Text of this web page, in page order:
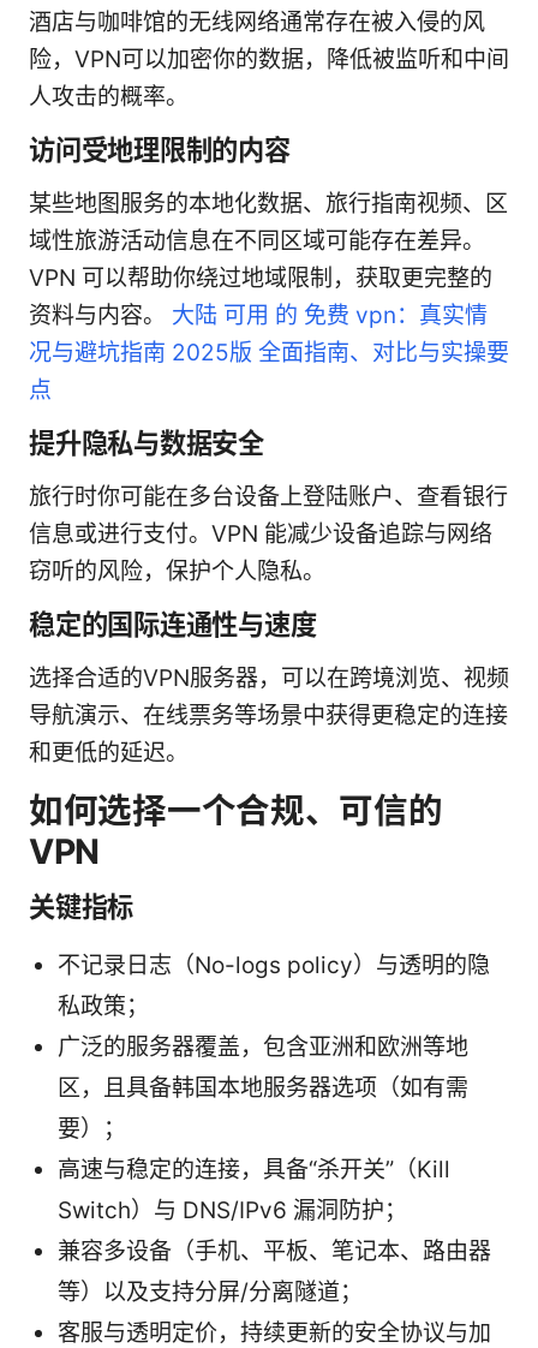
酒店与咖啡馆的无线网络通常存在被入侵的风
险，VPN可以加密你的数据，降低被监听和中间
人攻击的概率。
访问受地理限制的内容
某些地图服务的本地化数据、旅行指南视频、区
域性旅游活动信息在不同区域可能存在差异。
VPN 可以帮助你绕过地域限制，获取更完整的
资料与内容。 大陆 可用 的 免费 vpn：真实情
况与避坑指南 2025版 全面指南、对比与实操要
点
提升隐私与数据安全
旅行时你可能在多台设备上登陆账户、查看银行
信息或进行支付。VPN 能减少设备追踪与网络
窃听的风险，保护个人隐私。
稳定的国际连通性与速度
选择合适的VPN服务器，可以在跨境浏览、视频
导航演示、在线票务等场景中获得更稳定的连接
和更低的延迟。
如何选择一个合规、可信的
VPN
关键指标
不记录日志（No-logs policy）与透明的隐
私政策；
广泛的服务器覆盖，包含亚洲和欧洲等地
区，且具备韩国本地服务器选项（如有需
要）；
高速与稳定的连接，具备“杀开关”（Kill
Switch）与 DNS/IPv6 漏洞防护；
兼容多设备（手机、平板、笔记本、路由器
等）以及支持分屏/分离隧道；
客服与透明定价，持续更新的安全协议与加